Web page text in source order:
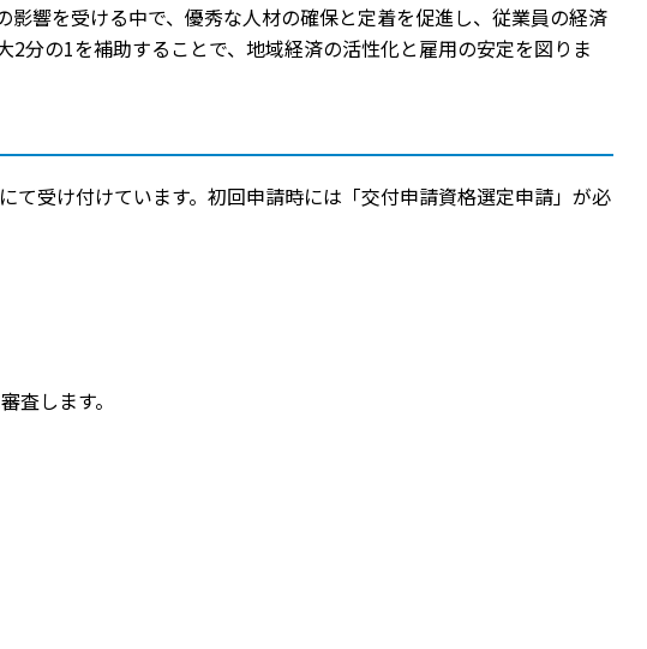
響を受ける中で、優秀な人材の確保と定着を促進し、従業員の経済
分の1を補助することで、地域経済の活性化と雇用の安定を図りま
にて受け付けています。初回申請時には「交付申請資格選定申請」が必
査します。